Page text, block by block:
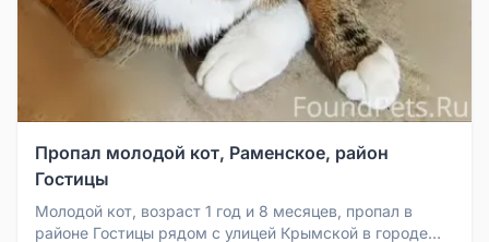
Пропал молодой кот, Раменское, район
Гостицы
Молодой кот, возраст 1 год и 8 месяцев, пропал в
районе Гостицы рядом с улицей Крымской в городе